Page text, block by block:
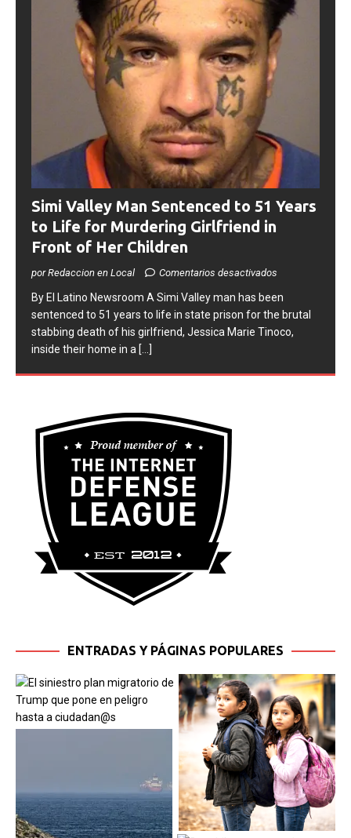
Simi Valley Man Sentenced to 51 Years
to Life for Murdering Girlfriend in
Front of Her Children
por Redaccion en Local Comentarios desactivados
​By El Latino Newsroom ​A Simi Valley man has been
sentenced to 51 years to life in state prison for the brutal
stabbing death of his girlfriend, Jessica Marie Tinoco,
inside their home in a [...]
ENTRADAS Y PÁGINAS POPULARES